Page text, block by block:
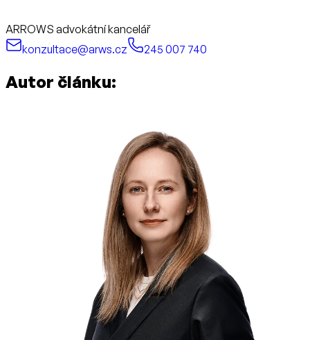
ARROWS advokátní kancelář
konzultace@arws.cz
245 007 740
Autor článku: